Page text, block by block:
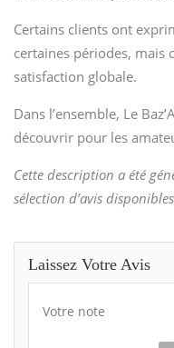
Certains clients ont
certaines périodes, mais
satisfaction globale.
Dans l’ensemble, Le
découvrir pour les
Cette description a été
sélection d’avis
Laissez Votre Avis
Votre note